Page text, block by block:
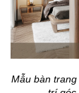
Mẫu bàn